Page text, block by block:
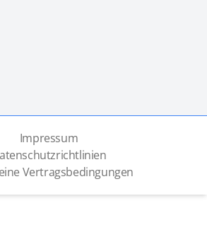
Impressum
Vertragsbedingungen